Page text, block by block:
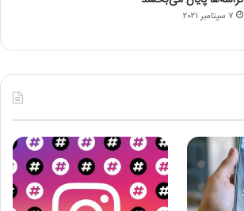
7 سپتامبر 2021